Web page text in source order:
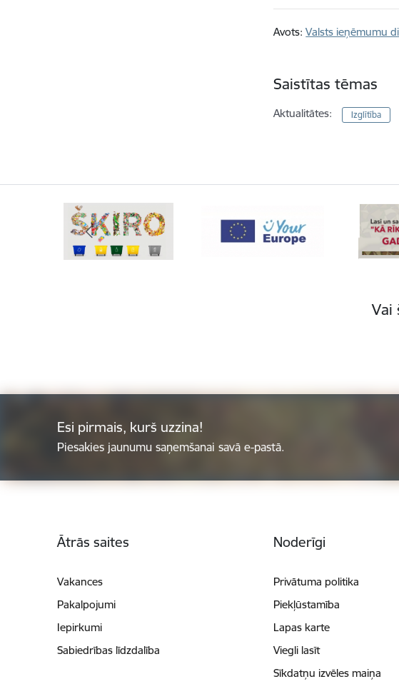
Avots:Valsts ieņēmumu
Saistītas tēmas
Aktualitātes: Izglītība
Vai
Esi pirmais, kurš uzzina!
Piesakies jaunumu saņemšanai savā e-pastā.
Ātrās saites
Vakances
Pakalpojumi
Iepirkumi
Sabiedrības līdzdalība
Noderīgi
Privātuma politika
Piekļūstamība
Lapas karte
Viegli lasīt
Sīkdatņu izvēles maiņa